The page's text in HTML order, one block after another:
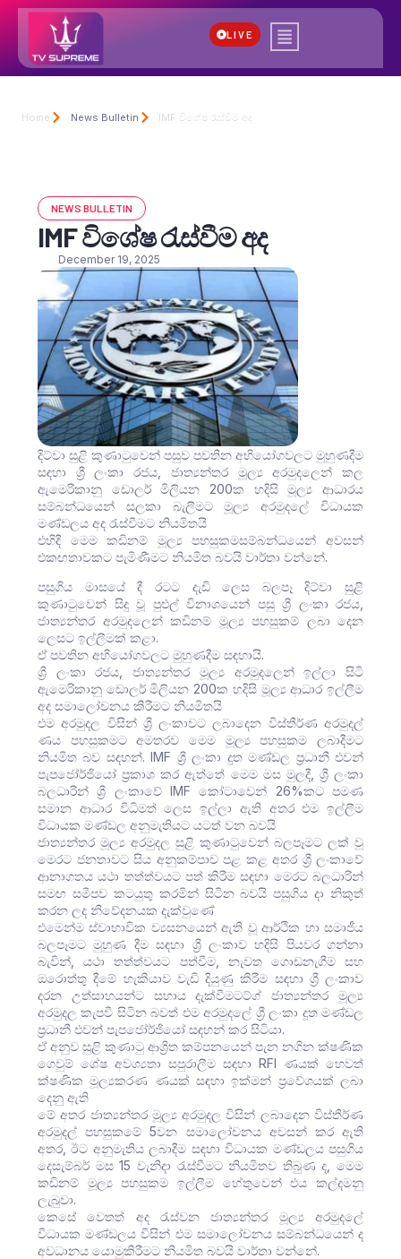
LIVE
Home News Bulletin IMF විශේෂ රැස්වීම අද
NEWS BULLETIN
IMF විශේෂ රැස්වීම අද
December 19, 2025
දිට්වා සුළි කුණාටුවෙන් පසුව පවතින අභියෝගවලට මුහුණදීම
සඳහා ශ්‍රී ලංකා රජය, ජාත්‍යන්තර මූල්‍ය අරමුදලෙන් කල
ඇමෙරිකානු ඩොලර් මිලියන 200ක හදිසි මූල්‍ය ආධාරය
සම්බන්ධයෙන් සලකා බැලීමට මූල්‍ය අරමුදලේ විධායක
මණ්ඩලය අද රැස්වීමට නියමිතයි
එහිදී මෙම කඩිනම් මූල්‍ය පහසුකමසම්බන්ධයෙන් අවසන්
එකඟතාවකට පැමිණීමට නියමිත බවයි වාර්තා වන්නේ.
පසුගිය මාසයේ දී රටට දැඩි ලෙස බලපෑ දිට්වා සුළි
කුණාටුවෙන් සිදු වූ පුළුල් විනාශයෙන් පසු ශ්‍රී ලංකා රජය,
ජාත්‍යන්තර අරමුදලෙන් කඩිනම් මූල්‍ය පහසුකම් ලබා දෙන
ලෙසට ඉල්ලීමක් කළා.
ඒ පවතින අභියෝගවලට මුහුණදීම සඳහායි.
ශ්‍රී ලංකා රජය, ජාත්‍යන්තර මූල්‍ය අරමුදලෙන් ඉල්ලා සිටි
ඇමෙරිකානු ඩොලර් මිලියන 200ක හදිසි මූල්‍ය ආධාර ඉල්ලීම
අද සමාලෝචනය කිරීමට නියමිතයි
එම අරමුදල විසින් ශ්‍රී ලංකාවට ලබාදෙන විස්තීර්ණ අරමුදල්
ණය පහසුකමට අමතරව මෙම මූල්‍ය පහසුකම ලබාදීමට
නියමිත බව සඳහන්. IMF ශ්‍රී ලංකා දූත මණ්ඩල ප්‍රධානී එවන්
පැපජෝර්ජියෝ ප්‍රකාශ කර ඇත්තේ මෙම මස මුලදී, ශ්‍රී ලංකා
බලධාරීන් ශ්‍රී ලංකාවේ IMF කෝටාවෙන් 26%කට පමණ
සමාන ආධාර විධිමත් ලෙස ඉල්ලා ඇති අතර එම ඉල්ලීම
විධායක මණ්ඩල අනුමැතියට යටත් වන බවයි
ජාත්‍යන්තර මූල්‍ය අරමුදල සුළි කුණාටුවෙන් බලපෑමට ලක් වූ
මෙරට ජනතාවට සිය අනුකම්පාව පළ කළ අතර ශ්‍රී ලංකාවේ
ආනාගතය යථා තත්ත්වයට පත් කිරීම සඳහා මෙරට බලධාරින්
සමඟ සමීපව කටයුතු කරමින් සිටින බවයි පසුගිය දා නිකුත්
කරන ලද නිවේදනයක දැක්වුණේ
එමෙන්ම ස්වාභාවික ව්‍යසනයෙන් ඇති වූ ආර්ථික හා සමාජීය
බලපෑමට මුහුණ දීම සඳහා ශ්‍රී ලංකාව හදිසි පියවර ගන්නා
බැවින්, යථා තත්ත්වයට පත්වීම, නැවත ගොඩනැගීම සහ
ඔරොත්තු දීමේ හැකියාව වැඩි දියුණු කිරීම සඳහා ශ්‍රී ලංකාව
දරන උත්සාහයන්ට සහාය දැක්වීමටට්ග් ජාත්‍යන්තර මූල්‍ය
අරමුදල කැපවී සිටින බවත් එම අරමුදලේ ශ්‍රී ලංකා දූත මණ්ඩල
ප්‍රධානී එවන් පැපජෝර්ජියෝ සඳහන් කර සිටියා.
ඒ අනුව සුළි කුණාටු ආශ්‍රිත කම්පනයෙන් පැන නගින ක්ෂණික
ගෙවුම් ශේෂ අවශ්‍යතා සපුරාලීම සඳහා RFI ණයක් හෙවත්
ක්ෂණික මූල්‍යකරණ ණයක් සඳහා ඉක්මන් ප්‍රවේශයක් ලබා
දෙනු ඇති
මේ අතර ජාත්‍යන්තර මූල්‍ය අරමුදල විසින් ලබාදෙන විස්තීර්ණ
අරමුදල් පහසුකමේ 5වන සමාලෝචනය අවසන් කර ඇති
අතර, ඊට අනුමැතිය ලබාදීම සඳහා විධායක මණ්ඩලය පසුගිය
දෙසැම්බර් මස 15 වැනිදා රැස්වීමට නියමිතව තිබුණ ද, මෙම
කඩිනම් මූල්‍ය පහසුකම ඉල්ලීම හේතුවෙන් එය කල්දමනු
ලැබුවා.
කෙසේ වෙතත් අද රැස්වන ජාත්‍යන්තර මූල්‍ය අරමුදලේ
විධායක මණ්ඩලය විසින් එම සමාලෝචනය සම්බන්ධයෙන් ද
අවධානය යොමුකිරීමට නියමිත බවයි වාර්තා වන්නේ.